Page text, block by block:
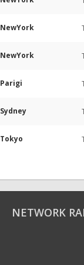
NewYork
NewYork
Parigi
Sydney
Tokyo
NETWORK RAI